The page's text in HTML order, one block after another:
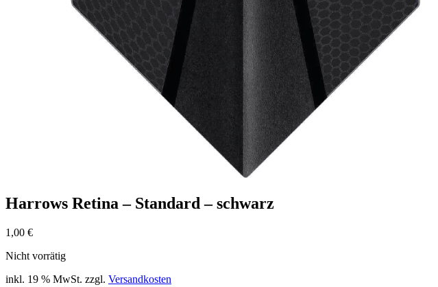
Harrows Retina – Standard – schwarz
1,00 €
Nicht vorrätig
inkl. 19 % MwSt. zzgl. Versandkosten